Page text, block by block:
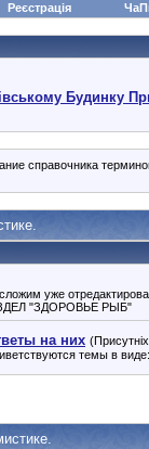
Реєстрація
Будинку
справочника
уже
"ЗДОРОВЬЕ РЫБ"
на них
темы в